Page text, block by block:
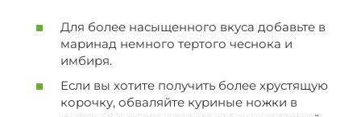
Для более насыщенного вкуса добавьте в
маринад немного тертого чеснока и
имбиря.
Если вы хотите получить более хрустящую
корочку, обваляйте куриные ножки в